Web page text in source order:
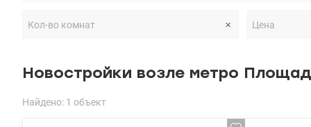
Новостройки возле метро
Найдено: 1 объект